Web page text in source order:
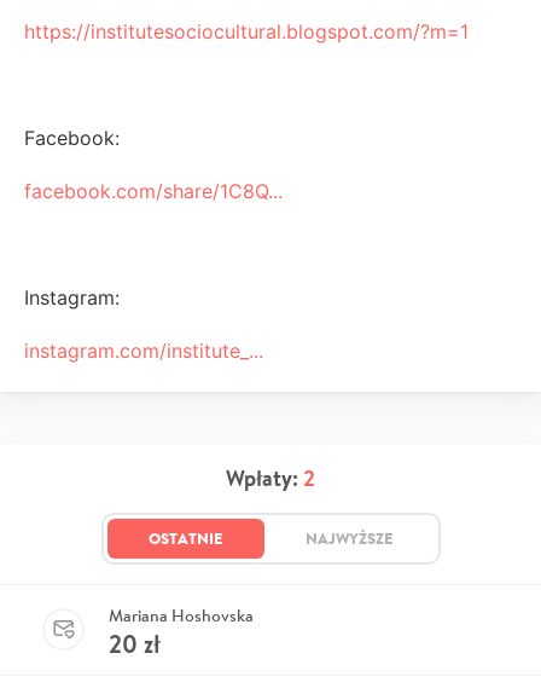
https://institutesociocultural.blogspot.com/?m=1
Facebook:
facebook.com/share/1C8Q...
Instagram:
instagram.com/institute_...
Wpłaty: 2
OSTATNIE NAJWYŻSZE
Mariana Hoshovska
20 zł